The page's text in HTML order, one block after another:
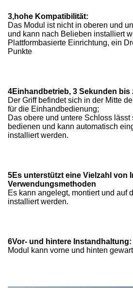
3,hohe Kompatibilität:
Das Modul ist nicht in oberen und
und kann nach Belieben installiert
Plattformbasierte Einrichtung, ein
Punkte
4Einhandbetrieb, 3 Sekunden bis
Der Griff befindet sich in der Mitte
für die Einhandbedienung;
Das obere und untere Schloss lässt
bedienen und kann automatisch
installiert werden.
5Es unterstützt eine Vielzahl von
Verwendungsmethoden
Es kann angelegt, montiert und auf
installiert werden.
6Vor- und hintere Instandhaltung:
Modul kann vorne und hinten